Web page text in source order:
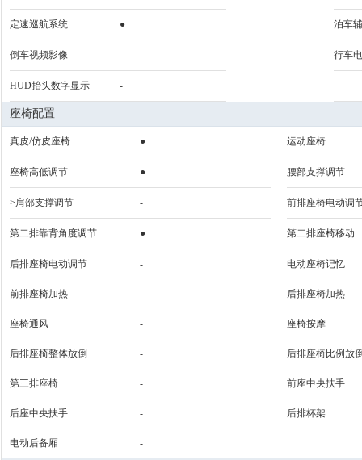
定速巡航系统 ● 泊车
倒车视频影像 - 行车
HUD抬头数字显示 -
座椅配置
真皮/仿皮座椅 ● 运动座椅
座椅高低调节 ● 腰部支撑调节
>肩部支撑调节 - 前排座椅电动调
第二排靠背角度调节 ● 第二排座椅移动
后排座椅电动调节 - 电动座椅记忆
前排座椅加热 - 后排座椅加热
座椅通风 - 座椅按摩
后排座椅整体放倒 - 后排座椅比例放
第三排座椅 - 前座中央扶手
后座中央扶手 - 后排杯架
电动后备厢 -